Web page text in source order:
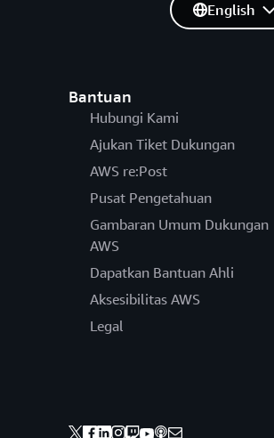
Bantuan
Hubungi Kami
Ajukan Tiket Dukungan
AWS re:Post
Pusat Pengetahuan
Gambaran Umum Dukungan
AWS
Dapatkan Bantuan Ahli
Aksesibilitas AWS
Legal
English